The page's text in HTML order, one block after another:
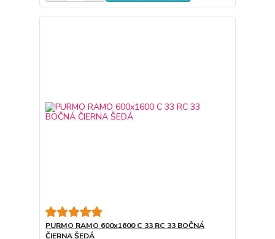
PURMO RAMO 600x1600 C 33 RC 33 BOČNÁ
ČIERNA ŠEDÁ